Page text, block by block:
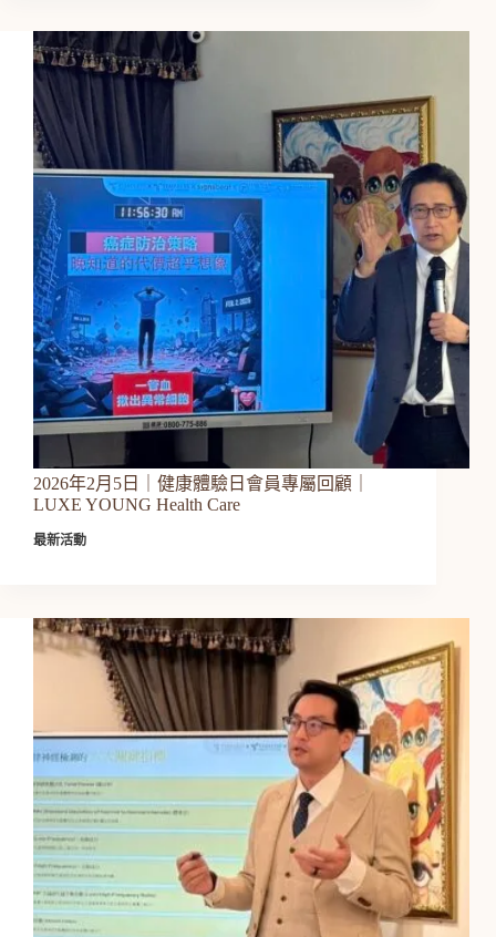
2026年2月5日｜健康體驗日會員專屬回顧｜
LUXE YOUNG Health Care
最新活動